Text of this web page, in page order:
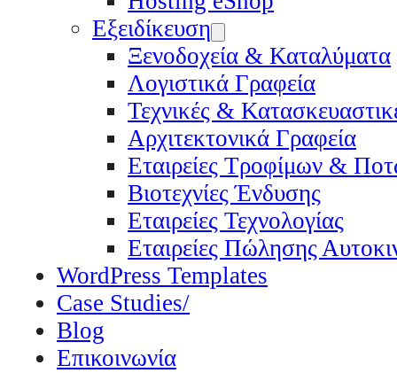
Εξειδίκευση
Ξενοδοχεία & Καταλύματα
Λογιστικά Γραφεία
Τεχνικές &
Αρχιτεκτονικά Γραφεία
Εταιρείες Τροφίμων &
Βιοτεχνίες Ένδυσης
Εταιρείες Τεχνολογίας
Εταιρείες Πώλησης
WordPress Templates
Case Studies/
Blog
Επικοινωνία